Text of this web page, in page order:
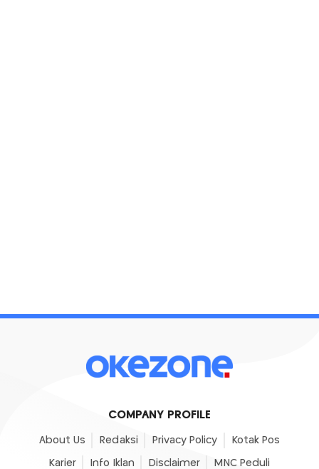
COMPANY PROFILE
About Us Redaksi Privacy Policy Kotak Pos
Karier Info Iklan Disclaimer MNC Peduli